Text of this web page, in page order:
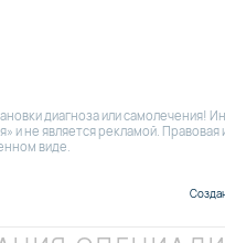
диагноза или самолечения!
и не является рекламой.
виде.